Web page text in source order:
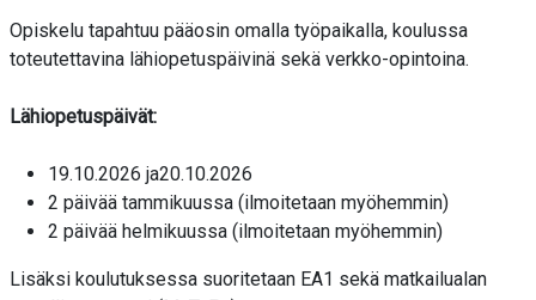
Opiskelu tapahtuu pääosin omalla työpaikalla, koulussa
toteutettavina lähiopetuspäivinä sekä verkko-opintoina.
Lähiopetuspäivät:
19.10.2026 ja20.10.2026
2 päivää tammikuussa (ilmoitetaan myöhemmin)
2 päivää helmikuussa (ilmoitetaan myöhemmin)
Lisäksi koulutuksessa suoritetaan EA1 sekä matkailualan